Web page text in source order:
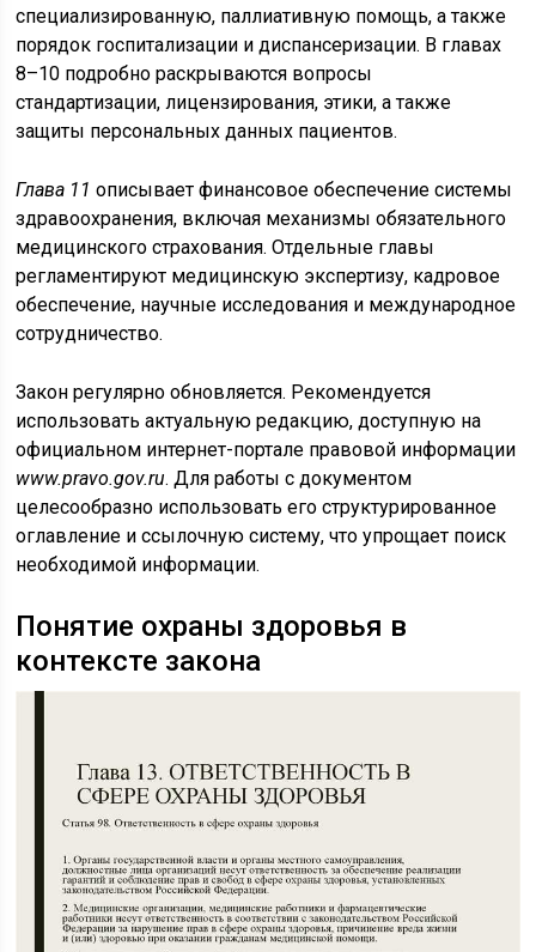
специализированную, паллиативную помощь, а также
порядок госпитализации и диспансеризации. В главах
8–10 подробно раскрываются вопросы
стандартизации, лицензирования, этики, а также
защиты персональных данных пациентов.
Глава 11 описывает финансовое обеспечение системы
здравоохранения, включая механизмы обязательного
медицинского страхования. Отдельные главы
регламентируют медицинскую экспертизу, кадровое
обеспечение, научные исследования и международное
сотрудничество.
Закон регулярно обновляется. Рекомендуется
использовать актуальную редакцию, доступную на
официальном интернет-портале правовой информации
www.pravo.gov.ru. Для работы с документом
целесообразно использовать его структурированное
оглавление и ссылочную систему, что упрощает поиск
необходимой информации.
Понятие охраны здоровья в
контексте закона